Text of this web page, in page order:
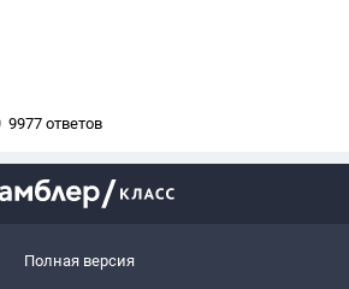
9977 ответов
Полная версия